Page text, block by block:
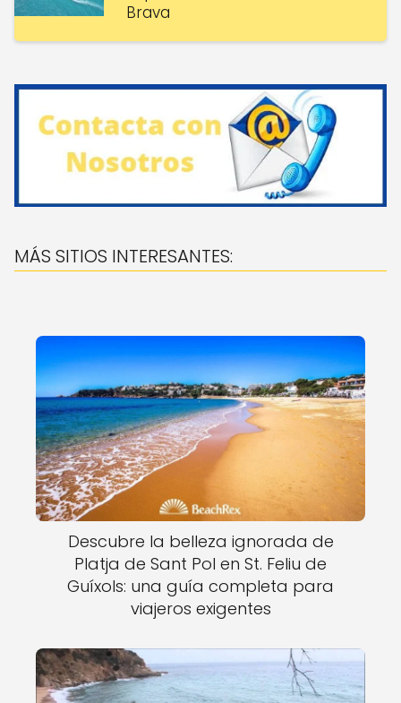
Brava
MÁS SITIOS INTERESANTES:
Descubre la belleza ignorada de
Platja de Sant Pol en St. Feliu de
Guíxols: una guía completa para
viajeros exigentes